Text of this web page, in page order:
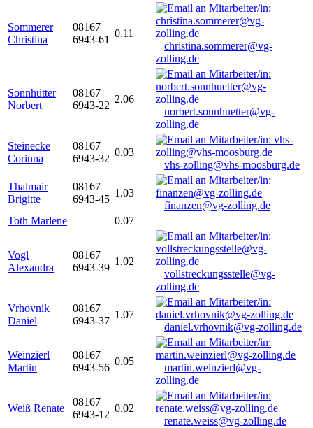
Sommerer
Christina
08167
6943-61
0.11
christina.sommerer@vg-
zolling.de
Sonnhütter
Norbert
08167
6943-22
2.06
norbert.sonnhuetter@vg-
zolling.de
Steinecke
Corinna
08167
6943-32
0.03
vhs-zolling@vhs-moosburg.de
Thalmair
Brigitte
08167
6943-45
1.03
finanzen@vg-zolling.de
Toth Marlene
0.07
Vogl
Alexandra
08167
6943-39
1.02
vollstreckungsstelle@vg-
zolling.de
Vrhovnik
Daniel
08167
6943-37
1.07
daniel.vrhovnik@vg-zolling.de
Weinzierl
Martin
08167
6943-56
0.05
martin.weinzierl@vg-
zolling.de
Weiß Renate
08167
6943-12
0.02
renate.weiss@vg-zolling.de